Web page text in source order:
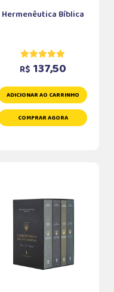
Hermenêutica Bíblica
R$ 137,50
ADICIONAR AO CARRINHO
COMPRAR AGORA